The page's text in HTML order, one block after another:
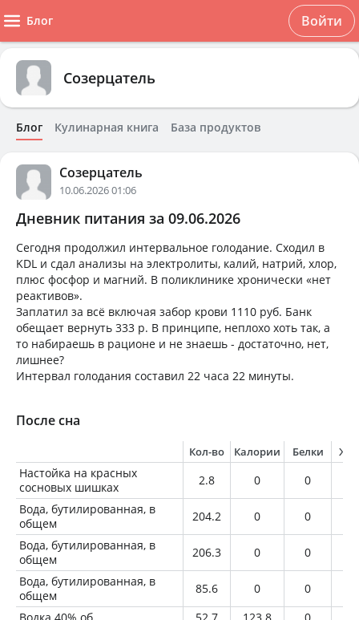
Блог Войти
Созерцатель
Блог Кулинарная книга База продуктов
Созерцатель
10.06.2026 01:06
Дневник питания за 09.06.2026
Сегодня продолжил интервальное голодание. Сходил в
KDL и сдал анализы на электролиты, калий, натрий, хлор,
плюс фосфор и магний. В поликлинике хронически «нет
реактивов».
Заплатил за всё включая забор крови 1110 руб. Банк
обещает вернуть 333 р. В принципе, неплохо хоть так, а
то набираешь в рационе и не знаешь - достаточно, нет,
лишнее?
Интервал голодания составил 22 часа 22 минуты.
После сна
Кол-во Калории Белки
Настойка на красных
сосновых шишках
2.8 0 0
Вода, бутилированная, в
общем
204.2 0 0
Вода, бутилированная, в
общем
206.3 0 0
Вода, бутилированная, в
общем
85.6 0 0